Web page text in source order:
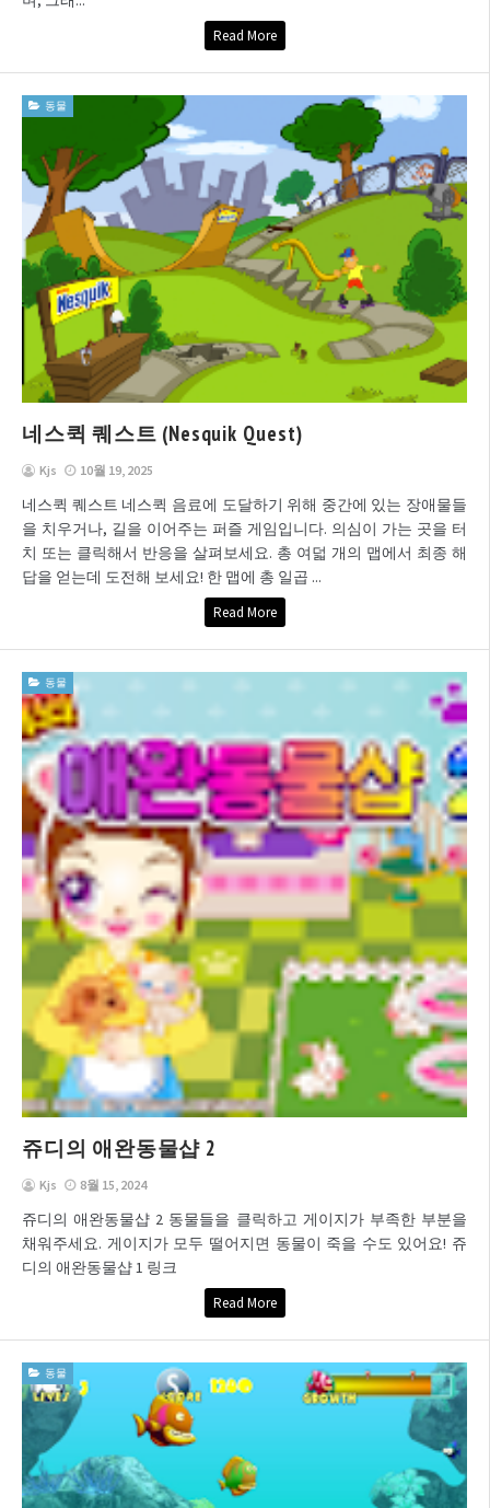
Read More
동물
네스퀵 퀘스트 (Nesquik Quest)
Kjs 10월 19, 2025
네스퀵 퀘스트 네스퀵 음료에 도달하기 위해 중간에 있는 장애물들
을 치우거나, 길을 이어주는 퍼즐 게임입니다. 의심이 가는 곳을 터
치 또는 클릭해서 반응을 살펴보세요. 총 여덟 개의 맵에서 최종 해
답을 얻는데 도전해 보세요! 한 맵에 총 일곱 ...
Read More
동물
쥬디의 애완동물샵 2
Kjs 8월 15, 2024
쥬디의 애완동물샵 2 동물들을 클릭하고 게이지가 부족한 부분을
채워주세요. 게이지가 모두 떨어지면 동물이 죽을 수도 있어요! 쥬
디의 애완동물샵 1 링크
Read More
동물